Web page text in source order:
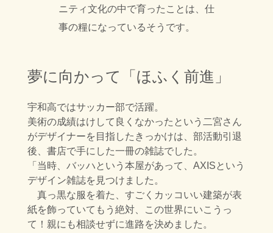
ニティ文化の中で育ったことは、仕
事の糧になっているそうです。
夢に向かって「ほふく前進」
宇和高ではサッカー部で活躍。
美術の成績はけして良くなかったという二宮さん
がデザイナーを目指したきっかけは、部活動引退
後、書店で手にした一冊の雑誌でした。
「当時、バッハという本屋があって、AXISという
デザイン雑誌を見つけました。
真っ黒な服を着た、すごくカッコいい建築が表
紙を飾っていて もう絶対、この世界にいこうっ
て！親にも相談せずに進路を決めました。